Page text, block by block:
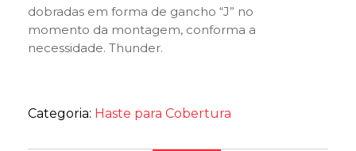
dobradas em forma de gancho “J” no
momento da montagem, conforma a
necessidade. Thunder.
Categoria: Haste para Cobertura